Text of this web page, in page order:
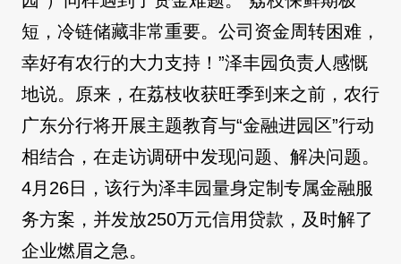
短，冷链储藏非常重要。公司资金周转困难，
幸好有农行的大力支持！”泽丰园负责人感慨
地说。原来，在荔枝收获旺季到来之前，农行
广东分行将开展主题教育与“金融进园区”行动
相结合，在走访调研中发现问题、解决问题。
4月26日，该行为泽丰园量身定制专属金融服
务方案，并发放250万元信用贷款，及时解了
企业燃眉之急。